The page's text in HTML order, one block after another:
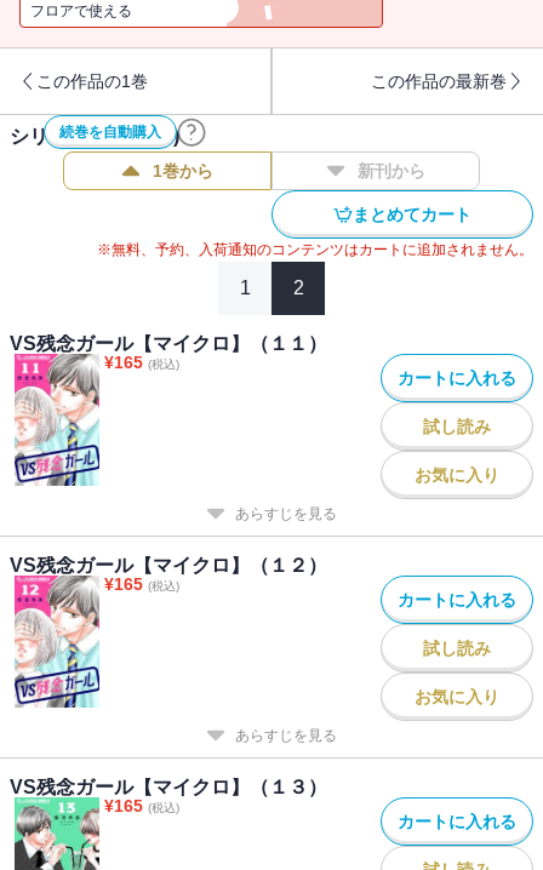
フロアで使える
この作品の1巻 この作品の最新巻
続巻を自動購入
シリーズ作品(14件)
1巻から 新刊から
まとめてカート
※無料、予約、入荷通知のコンテンツはカートに追加されません。
1 2
VS残念ガール【マイクロ】（１１）
¥165 (税込)
カートに入れる
試し読み
お気に入り
あらすじを見る
VS残念ガール【マイクロ】（１２）
¥165 (税込)
カートに入れる
試し読み
お気に入り
あらすじを見る
VS残念ガール【マイクロ】（１３）
¥165 (税込)
カートに入れる